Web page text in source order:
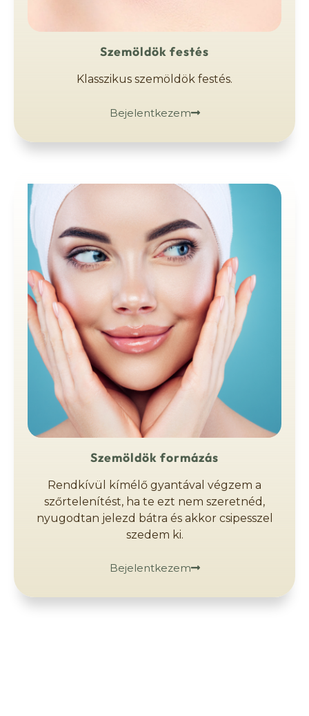
Szemöldök festés
Klasszikus szemöldök festés.
Bejelentkezem
Szemöldök formázás
Rendkívül kímélő gyantával végzem a
szőrtelenítést, ha te ezt nem szeretnéd,
nyugodtan jelezd bátra és akkor csipesszel
szedem ki.
Bejelentkezem